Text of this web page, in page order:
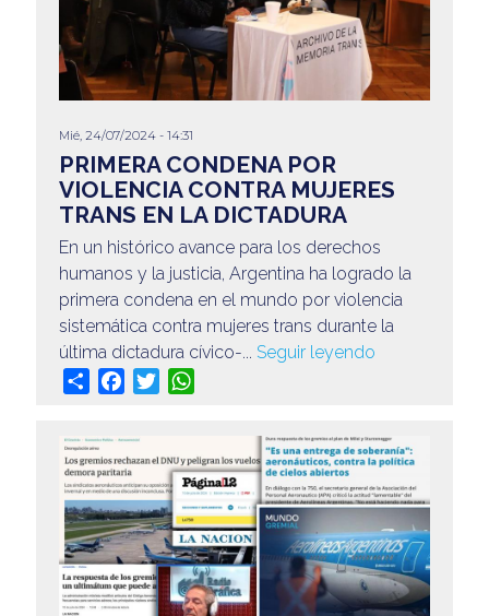
Mié, 24/07/2024 - 14:31
PRIMERA CONDENA POR
VIOLENCIA CONTRA MUJERES
TRANS EN LA DICTADURA
En un histórico avance para los derechos
humanos y la justicia, Argentina ha logrado la
primera condena en el mundo por violencia
sistemática contra mujeres trans durante la
última dictadura cívico-... Seguir leyendo
Share Facebook
Twitter